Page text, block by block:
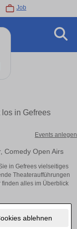
ablehnen
Job
los in Gefrees
Events anlegen
Comedy Open Airs
in Gefrees vielseitiges
Theateraufführungen
alles im Überblick